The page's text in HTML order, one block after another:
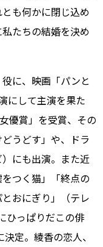
も何かに閉じ込め
たちの結婚を決め
に、映画「パンと
にして主演を果た
優賞」を受賞、その
うどす」や、ドラ
にも出演。また近
つく猫」「終点の
おにぎり」（テレ
ひっぱりだこの俳
定。綾香の恋人、